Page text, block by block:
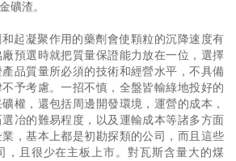
礦渣。
起凝聚作用的藥劑會使顆粒的沉降速度有
預選時就把質量保證能力放在一位，選擇
品質量所必須的技術和經營水平，不具備
予考慮。一招不慎，全盤皆輸綠地投好的
權，還包括周邊開發環境，運營的成本，
冶的難易程度，以及運輸成本等諸多方面
，基本上都是初勘探類的公司，而且這些
，且很少在主板上市。對瓦斯含量大的煤